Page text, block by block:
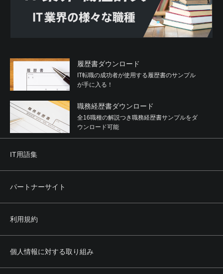
履歴書ダウンロード
IT転職の成功者が使用する履歴書のサンプル
が手に入る！
職務経歴書ダウンロード
全16職種の解説つき職務経歴書サンプルをダ
ウンロード可能
IT用語集
パートナーサイト
利用規約
個人情報に対する取り組み